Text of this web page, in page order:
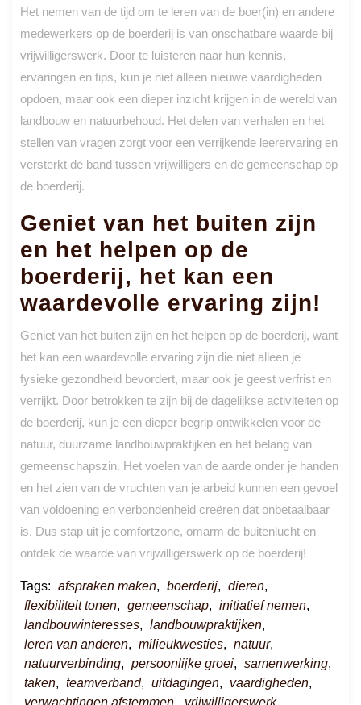
Het nemen van de tijd om te leren van de boer(in) en andere
medewerkers op de boerderij is van onschatbare waarde bij
vrijwilligerswerk. Door te luisteren naar hun kennis,
ervaringen en tips, kun je niet alleen nieuwe vaardigheden
opdoen, maar ook een dieper inzicht krijgen in de wereld van
landbouw en natuurbehoud. Het delen van verhalen en het
stellen van vragen zorgt voor een verrijkende leerervaring en
versterkt de band tussen vrijwilligers en de gemeenschap op
de boerderij.
Geniet van het buiten zijn
en het helpen op de
boerderij, het kan een
waardevolle ervaring zijn!
Geniet van het buiten zijn en het helpen op de boerderij, want
het kan een waardevolle ervaring zijn die niet alleen je
fysieke gezondheid bevordert, maar ook je geest verfrist en
verrijkt. Door betrokken te zijn bij de dagelijkse activiteiten op
de boerderij, kun je een dieper begrip ontwikkelen voor de
natuur, duurzame landbouwpraktijken en het belang van
gemeenschapszin. Het voelen van de aarde onder je handen
en het zien van de vruchten van je arbeid kunnen een gevoel
van voldoening en verbondenheid creëren dat onbetaalbaar
is. Dus stap uit je comfortzone, omarm de buitenlucht en
ontdek de waarde van vrijwilligerswerk op de boerderij!
Tags: afspraken maken, boerderij, dieren,
flexibiliteit tonen, gemeenschap, initiatief nemen,
landbouwinteresses, landbouwpraktijken,
leren van anderen, milieukwesties, natuur,
natuurverbinding, persoonlijke groei, samenwerking,
taken, teamverband, uitdagingen, vaardigheden,
verwachtingen afstemmen, vrijwilligerswerk,